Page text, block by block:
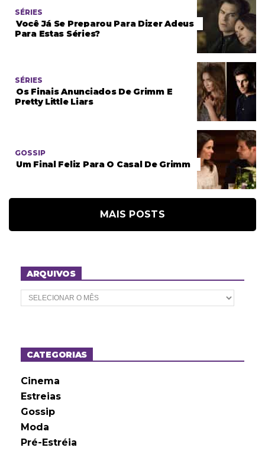
SÉRIES
Você Já Se Preparou Para Dizer Adeus
Para Estas Séries?
SÉRIES
Os Finais Anunciados De Grimm E
Pretty Little Liars
GOSSIP
Um Final Feliz Para O Casal De Grimm
MAIS POSTS
ARQUIVOS
A
r
o
sCATEGORIAS
Cinema
Estreias
Gossip
Moda
Pré-Estréia